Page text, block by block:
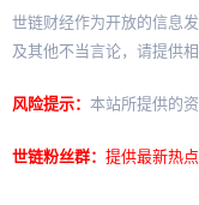
世链财经作为开放的信息
及其他不当言论，请提供
风险提示： 本站所提供的
世链粉丝群： 提供最新热